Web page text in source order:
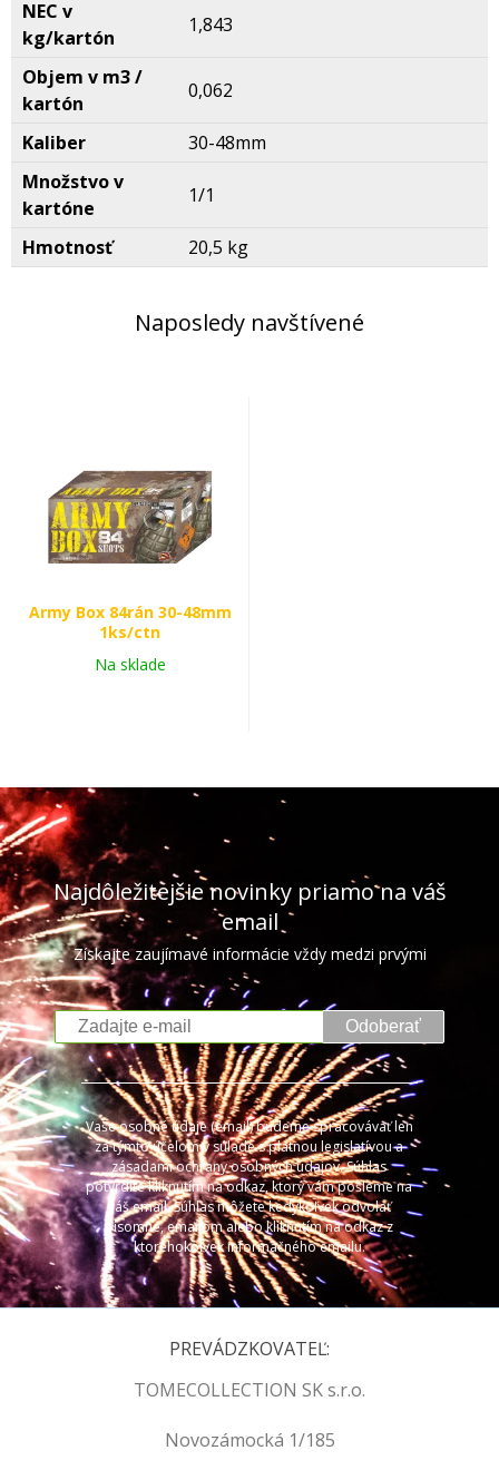
NEC v
kg/kartón
1,843
Objem v m3 /
kartón
0,062
Kaliber
30-48mm
Množstvo v
kartóne
1/1
Hmotnosť 20,5 kg
Naposledy navštívené
Army Box 84rán 30-48mm
1ks/ctn
Na sklade
Najdôležitejšie novinky priamo na váš
email
Získajte zaujímavé informácie vždy medzi prvými
Odoberať
Vaše osobné údaje (email) budeme spracovávať len
za týmto účelom v súlade s platnou legislatívou a
zásadami ochrany osobných údajov. Súhlas
potvrdíte kliknutím na odkaz, ktorý vám pošleme na
váš email. Súhlas môžete kedykoľvek odvolať
písomne, emailom alebo kliknutím na odkaz z
ktoréhokoľvek informačného emailu.
PREVÁDZKOVATEĽ:
TOMECOLLECTION SK s.r.o.
Novozámocká 1/185